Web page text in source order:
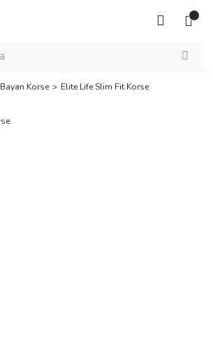
Bayan Korse Elite Life Slim Fit Korse